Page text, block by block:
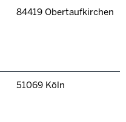
84419 Obertaufkirchen
51069 Köln